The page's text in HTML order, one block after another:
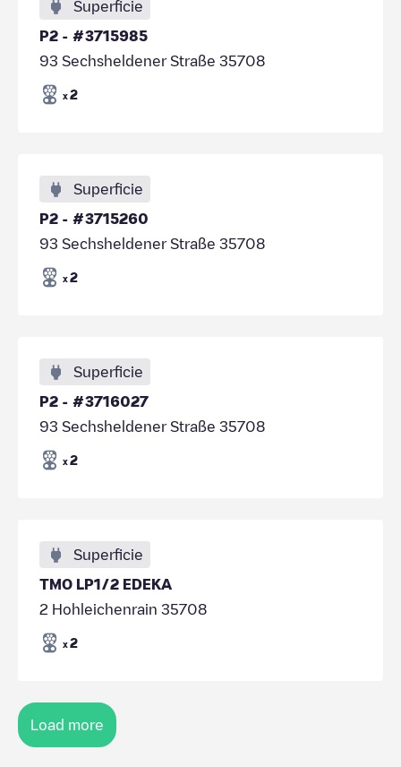
Superficie
P2 - #3715985
93 Sechsheldener Straße 35708
x 2
Superficie
P2 - #3715260
93 Sechsheldener Straße 35708
x 2
Superficie
P2 - #3716027
93 Sechsheldener Straße 35708
x 2
Superficie
TMO LP1/2 EDEKA
2 Hohleichenrain 35708
x 2
Load more